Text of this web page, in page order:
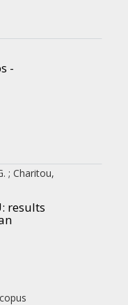
-
; Charitou,
results